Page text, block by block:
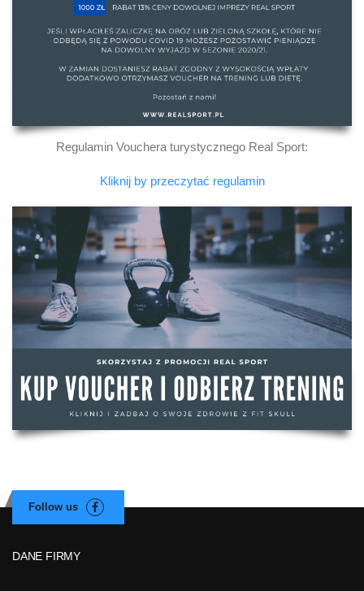
Regulamin Vouchera turystycznego Real Sport:
Kliknij by przeczytać regulamin
DANE FIRMY